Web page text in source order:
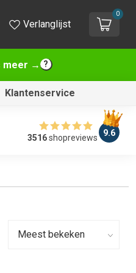
meer →
Verlanglijst
0
Klantenservice
3516shopreviews 9.6